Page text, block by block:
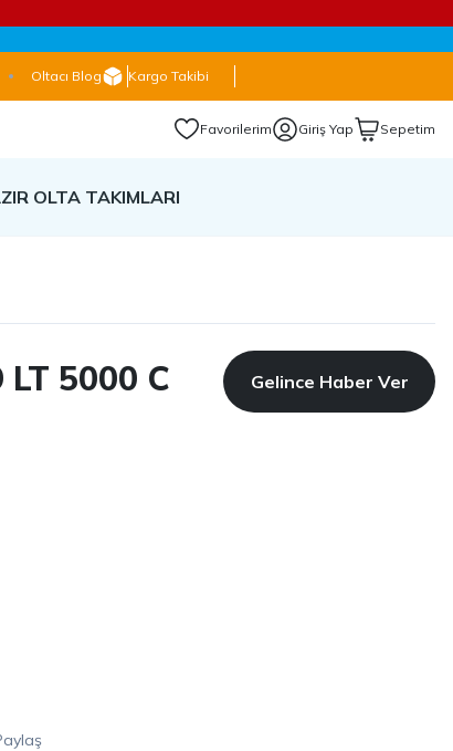
Oltacı Blog Kargo Takibi
Favorilerim Giriş Yap Sepetim
OLTA TAKIMLARI
5000 C
Gelince Haber Ver